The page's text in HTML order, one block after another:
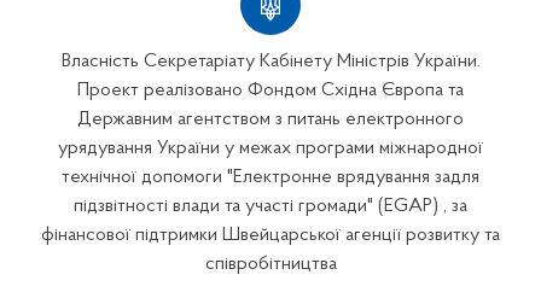
Власність Секретаріату Кабінету Міністрів України.
Проект реалізовано Фондом Східна Європа та
Державним агентством з питань електронного
урядування України у межах програми міжнародної
технічної допомоги "Електронне врядування задля
підзвітності влади та участі громади" (EGAP) , за
фінансової підтримки Швейцарської агенції розвитку та
співробітництва